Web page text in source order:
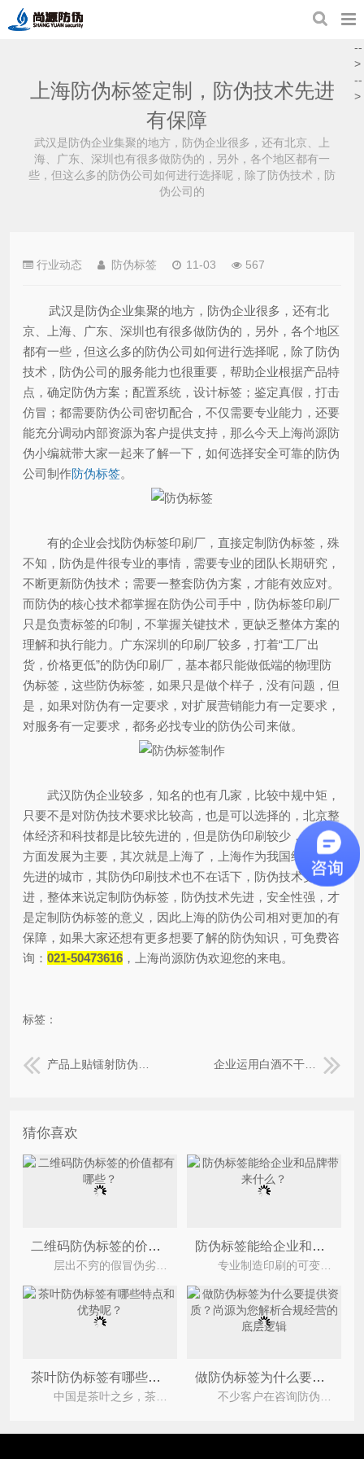
上海防伪标签定制，防伪技术先进
有保障
武汉是防伪企业集聚的地方，防伪企业很多，还有北京、上
海、广东、深圳也有很多做防伪的，另外，各个地区都有一
些，但这么多的防伪公司如何进行选择呢，除了防伪技术，防
伪公司的
行业动态 防伪标签 11-03 567
武汉是防伪企业集聚的地方，防伪企业很多，还有北
京、上海、广东、深圳也有很多做防伪的，另外，各个地区
都有一些，但这么多的防伪公司如何进行选择呢，除了防伪
技术，防伪公司的服务能力也很重要，帮助企业根据产品特
点，确定防伪方案；配置系统，设计标签；鉴定真假，打击
仿冒；都需要防伪公司密切配合，不仅需要专业能力，还要
能充分调动内部资源为客户提供支持，那么今天上海尚源防
伪小编就带大家一起来了解一下，如何选择安全可靠的防伪
公司制作防伪标签。
有的企业会找防伪标签印刷厂，直接定制防伪标签，殊
不知，防伪是件很专业的事情，需要专业的团队长期研究，
不断更新防伪技术；需要一整套防伪方案，才能有效应对。
而防伪的核心技术都掌握在防伪公司手中，防伪标签印刷厂
只是负责标签的印制，不掌握关键技术，更缺乏整体方案的
理解和执行能力。广东深圳的印刷厂较多，打着“工厂出
货，价格更低”的防伪印刷厂，基本都只能做低端的物理防
伪标签，这些防伪标签，如果只是做个样子，没有问题，但
是，如果对防伪有一定要求，对扩展营销能力有一定要求，
对服务有一定要求，都务必找专业的防伪公司来做。
武汉防伪企业较多，知名的也有几家，比较中规中矩，
只要不是对防伪技术要求比较高，也是可以选择的，北京整
体经济和科技都是比较先进的，但是防伪印刷较少，不以这
方面发展为主要，其次就是上海了，上海作为我国经济技术
先进的城市，其防伪印刷技术也不在话下，防伪技术更加先
进，整体来说定制防伪标签，防伪技术先进，安全性强，才
是定制防伪标签的意义，因此上海的防伪公司相对更加的有
保障，如果大家还想有更多想要了解的防伪知识，可免费咨
询： 021-50473616 ，上海尚源防伪欢迎您的来电。
标签：
产品上贴镭射防伪标签，产品美观上档次 企业运用白酒不干胶防伪标签能带来什么优势作用？
猜你喜欢
二维码防伪标签的价值都有哪些？ 防伪标签能给企业和品牌带来什么？
茶叶防伪标签有哪些特点和优势呢？ 做防伪标签为什么要提供资质？尚源为您解析合规经营的底层逻辑
--
>
--
>